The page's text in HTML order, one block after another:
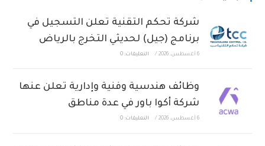
شركة تحكم التقنية تعلن التسجيل في
برنامج (جيل) لحديثي التخرج بالرياض
6 أغسطس، 2026 / التعليقات: 0
وظائف هندسية وفنية وإدارية تعلن عنها
شركة أكوا باور في عدة مناطق
6 أغسطس، 2026 / التعليقات: 0